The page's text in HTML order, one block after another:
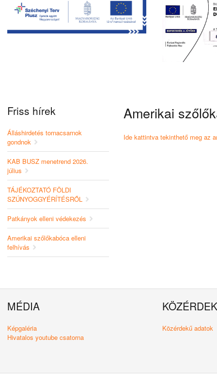
Friss hírek
Álláshirdetés tornacsarnok
gondnok
KAB BUSZ menetrend 2026.
július
TÁJÉKOZTATÓ FÖLDI
SZÚNYOGGYÉRÍTÉSRŐL
Patkányok elleni védekezés
Amerikai szőlőkabóca elleni
felhívás
Amerikai
Ide kattintva tekinthető meg az
MÉDIA
Képgaléria
Hivatalos youtube csatorna
Közérdekű adatok